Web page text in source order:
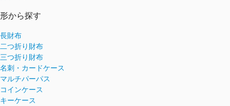
形から探す
長財布
二つ折り財布
三つ折り財布
名刺・カードケース
マルチパーパス
コインケース
キーケース